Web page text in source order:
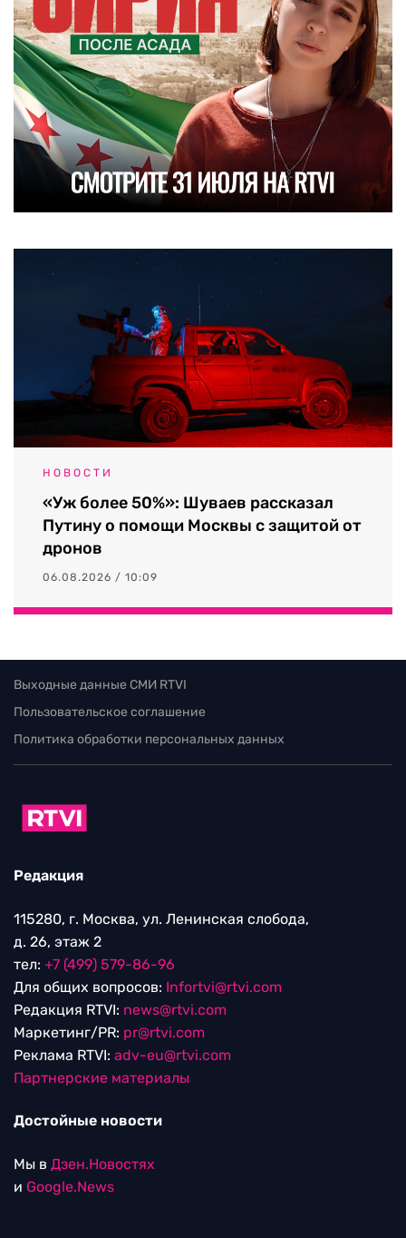
НОВОСТИ
«Уж более 50%»: Шуваев рассказал
Путину о помощи Москвы с защитой от
дронов
06.08.2026 / 10:09
Выходные данные СМИ RTVI
Пользовательское соглашение
Политика обработки персональных данных
Редакция
115280, г. Москва, ул. Ленинская слобода,
д. 26, этаж 2
тел: +7 (499) 579-86-96
Для общих вопросов: Infortvi@rtvi.com
Редакция RTVI: news@rtvi.com
Маркетинг/PR: pr@rtvi.com
Реклама RTVI: adv-eu@rtvi.com
Партнерские материалы
Достойные новости
Мы в Дзен.Новостях
и Google.News